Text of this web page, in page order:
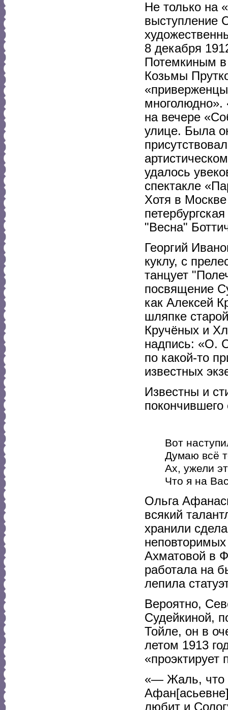
Не только на
выступление
8 декабря
Потемкиным в
Козьмы
многолюдно».
на вечере
улице. Была
удалось
спектакле
Хотя в
"Весна"
Георгий
куклу, с
танцует
посвящение
как Алексей
шляпке
Кручёных и
надпись: «О.
по какой-то
известных
Известны и
покончившего
Вот
Думаю всё
Ах, ужели
Что я на
Ольга
всякий
хранили
Ахматовой в
работала на
лепила
Вероятно,
Судейкиной,
Тойле, он в
летом 1913
«проэктирует
«— Жаль, что
любит и